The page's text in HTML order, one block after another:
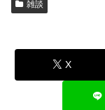
雑談
X